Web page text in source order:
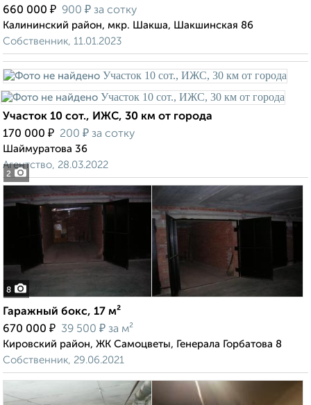
660 000 ₽ 900 ₽ за сотку
Калининский район, мкр. Шакша, Шакшинская 86
Собственник, 11.01.2023
2
Участок 10 сот., ИЖС, 30 км от города
170 000 ₽ 200 ₽ за сотку
Шаймуратова 36
Агентство, 28.03.2022
8
Гаражный бокс, 17 м²
670 000 ₽ 39 500 ₽ за м²
Кировский район, ЖК Самоцветы, Генерала Горбатова 8
Собственник, 29.06.2021